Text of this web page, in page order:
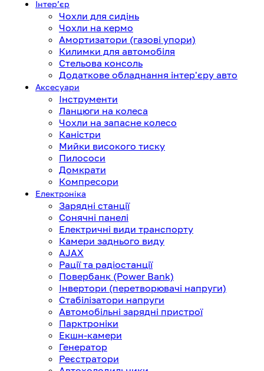
Інтерʼєр
Чохли для сидінь
Чохли на кермо
Амортизатори (газові упори)
Килимки для автомобіля
Стельова консоль
Додаткове обладнання інтер'єру авто
Аксесуари
Інструменти
Ланцюги на колеса
Чохли на запасне колесо
Каністри
Мийки високого тиску
Пилососи
Домкрати
Компресори
Електроніка
Зарядні станції
Сонячні панелі
Електричні види транспорту
Камери заднього виду
AJAX
Рації та радіостанції
Повербанк (Power Bank)
Інвертори (перетворювачі напруги)
Стабілізатори напруги
Автомобільні зарядні пристрої
Парктроніки
Екшн-камери
Генератор
Реєстратори